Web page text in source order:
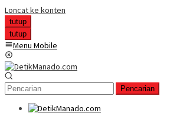
Loncat ke konten
tutup
tutup
Menu Mobile
Pencarian